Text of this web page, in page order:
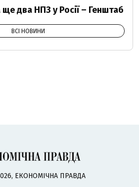
ще два НПЗ у Росії – Генштаб
ВСІ НОВИНИ
ЕКОНОМІЧНА ПРАВДА